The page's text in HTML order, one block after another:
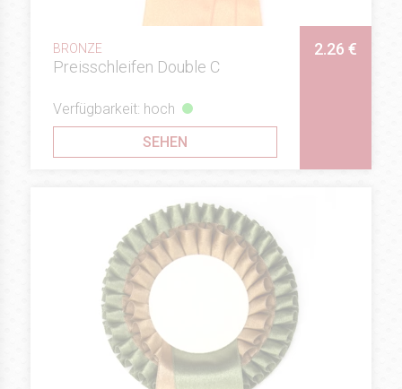
BRONZE
Preisschleifen Double C
2.26 €
Verfügbarkeit: hoch
SEHEN